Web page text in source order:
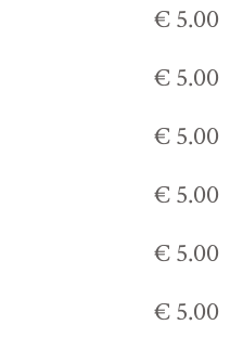
€ 5.00
€ 5.00
€ 5.00
€ 5.00
€ 5.00
€ 5.00